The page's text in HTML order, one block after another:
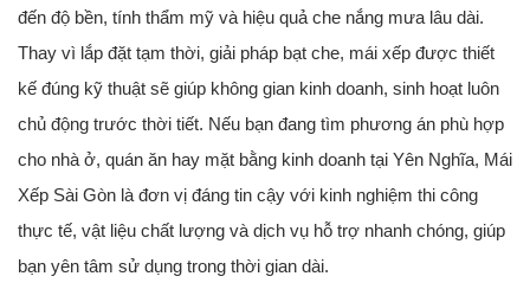
đến độ bền, tính thẩm mỹ và hiệu quả che nắng mưa lâu dài.
Thay vì lắp đặt tạm thời, giải pháp bạt che, mái xếp được thiết
kế đúng kỹ thuật sẽ giúp không gian kinh doanh, sinh hoạt luôn
chủ động trước thời tiết. Nếu bạn đang tìm phương án phù hợp
cho nhà ở, quán ăn hay mặt bằng kinh doanh tại Yên Nghĩa, Mái
Xếp Sài Gòn là đơn vị đáng tin cậy với kinh nghiệm thi công
thực tế, vật liệu chất lượng và dịch vụ hỗ trợ nhanh chóng, giúp
bạn yên tâm sử dụng trong thời gian dài.